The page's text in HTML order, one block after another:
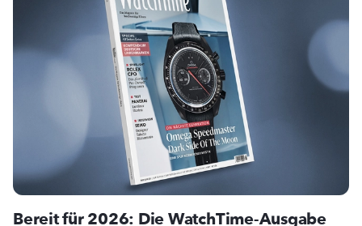
Bereit für 2026: Die WatchTime-Ausgabe